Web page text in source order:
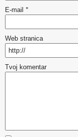
E-mail *
Web stranica
Tvoj komentar